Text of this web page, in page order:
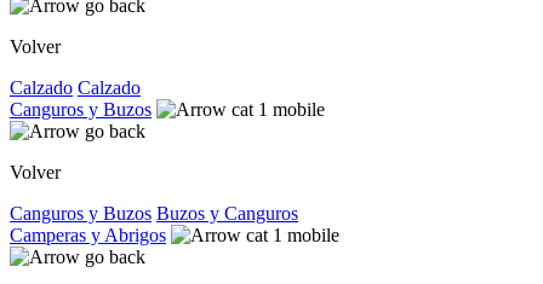
Volver
Calzado Calzado
Canguros y Buzos
Volver
Canguros y Buzos Buzos y Canguros
Camperas y Abrigos